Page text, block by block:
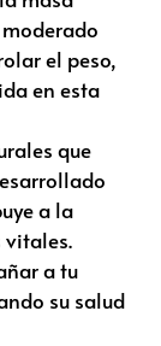
el peso,
en esta
que
a la
vitales.
a tu
su salud